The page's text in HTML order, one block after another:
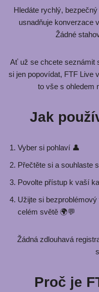
Hledáte rychlý,
usnadňuje konverzace
Žádné
Ať už se chcete seznámit
si jen popovídat, FTF Live
to vše s ohledem
Jak
Vyber si pohlaví 👤
Přečtěte si a souhlaste
Povolte přístup k vaší
Užijte si
celém světě 🌍💬
Žádná zdlouhavá
Proč je